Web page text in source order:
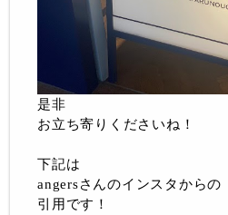
是非
お立ち寄りくださいね！
下記は
angersさんのインスタからの
引用です！